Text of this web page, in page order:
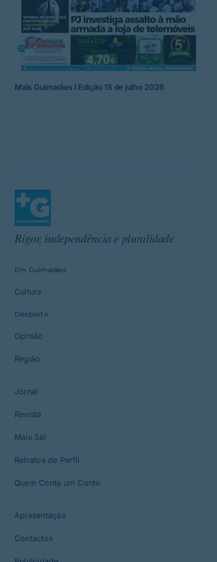
Mais Guimarães I Edição 15 de julho 2026
Rigor, independência e pluralidade
Em Guimarães
Cultura
Desporto
Opinião
Região
Jornal
Revista
Mais Sal
Retratos de Perfil
Quem Conta um Conto
Apresentação
Contactos